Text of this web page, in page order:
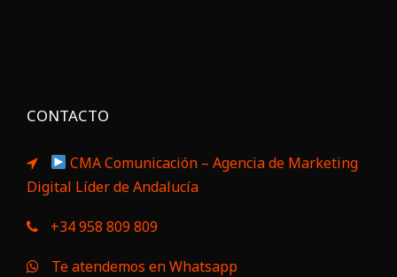
CONTACTO
CMA Comunicación – Agencia de Marketing
Digital Líder de Andalucía
+34 958 809 809
Te atendemos en Whatsapp